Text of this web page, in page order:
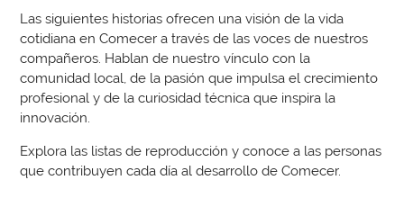
Las siguientes historias ofrecen una visión de la vida
cotidiana en Comecer a través de las voces de nuestros
compañeros. Hablan de nuestro vínculo con la
comunidad local, de la pasión que impulsa el crecimiento
profesional y de la curiosidad técnica que inspira la
innovación.
Explora las listas de reproducción y conoce a las personas
que contribuyen cada día al desarrollo de Comecer.